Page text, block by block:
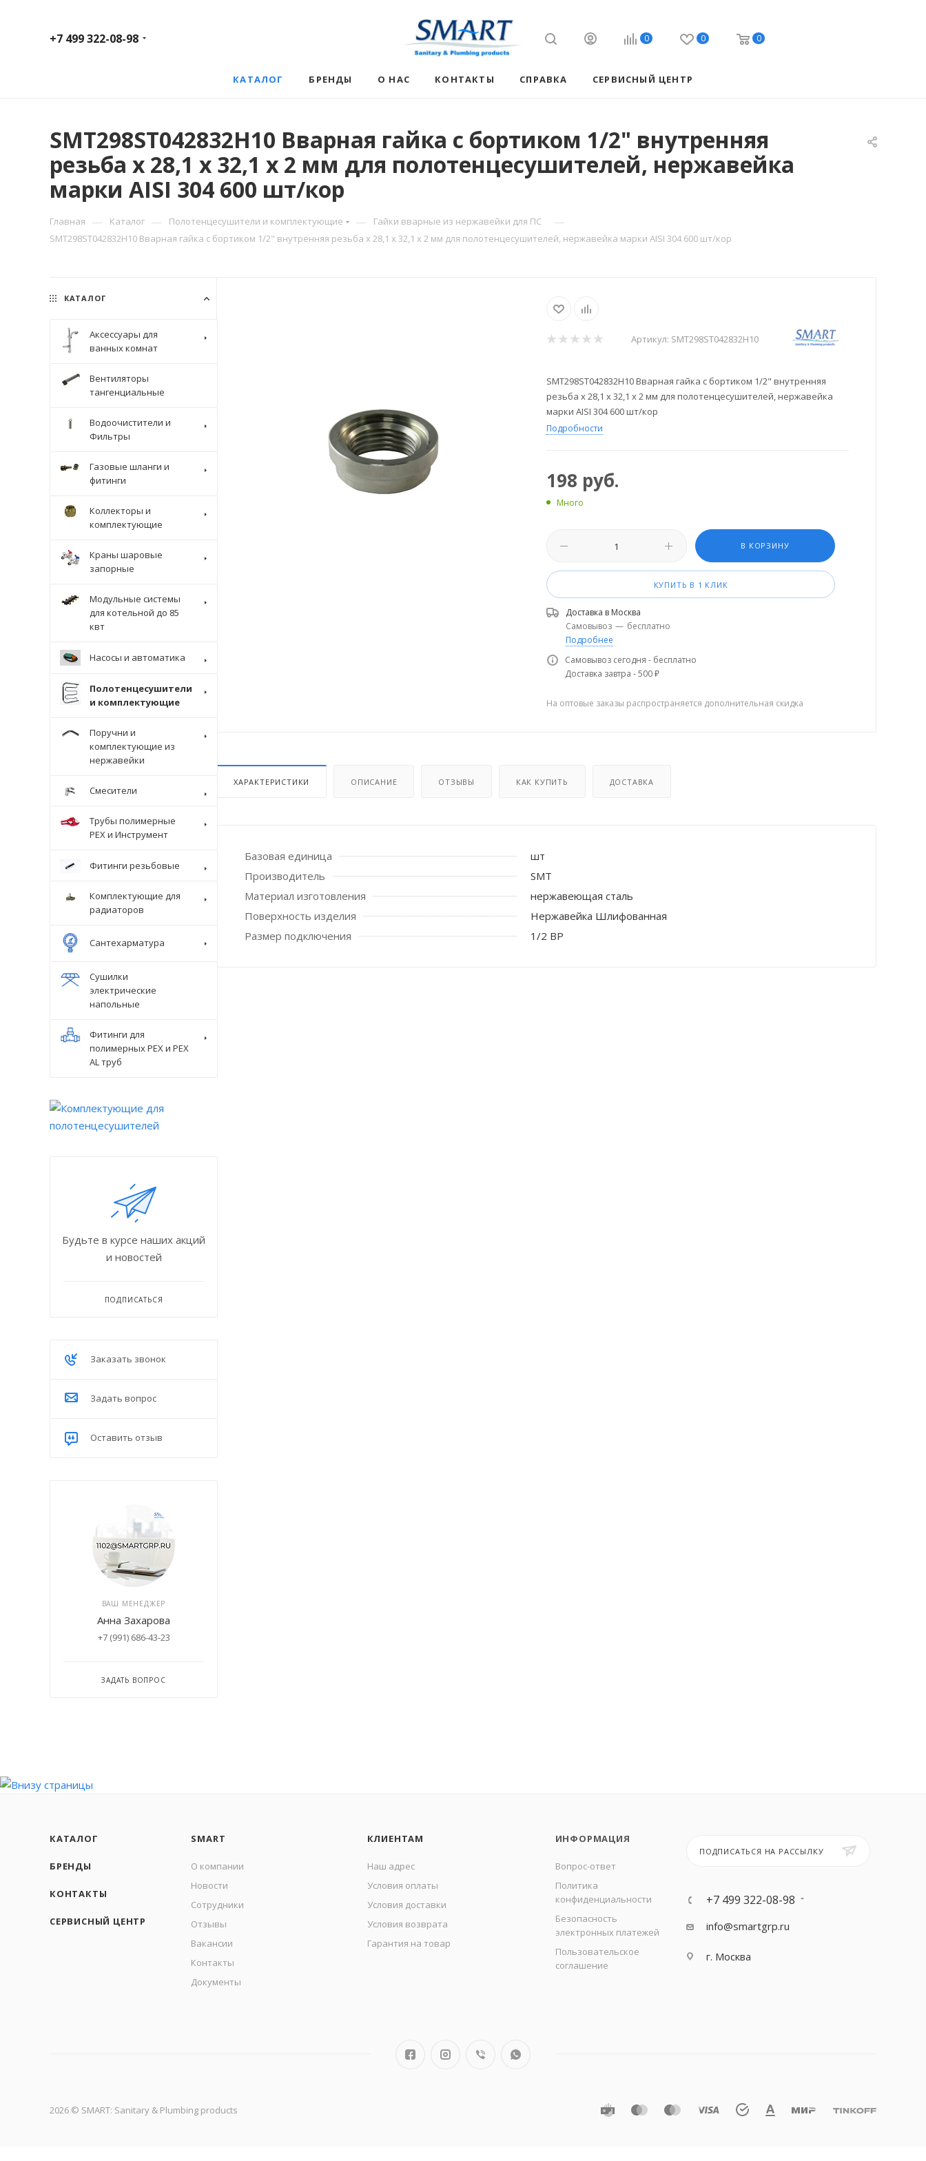
+7 499 322-08-98 0 0 0
КАТАЛОГ БРЕНДЫ О НАС КОНТАКТЫ СПРАВКА СЕРВИСНЫЙ ЦЕНТР
SMT298ST042832H10 Вварная гайка с бортиком 1/2" внутренняя
резьба х 28,1 х 32,1 х 2 мм для полотенцесушителей, нержавейка
марки AISI 304 600 шт/кор
Главная — Каталог — Полотенцесушители и комплектующие — Гайки вварные из нержавейки для ПС —
SMT298ST042832H10 Вварная гайка с бортиком 1/2" внутренняя резьба х 28,1 х 32,1 х 2 мм для полотенцесушителей, нержавейка марки AISI 304 600 шт/кор
Артикул: SMT298ST042832H10
SMT298ST042832H10 Вварная гайка с бортиком 1/2" внутренняя
резьба х 28,1 х 32,1 х 2 мм для полотенцесушителей, нержавейка
марки AISI 304 600 шт/кор
Подробности
198 руб.
Много
В КОРЗИНУ
КУПИТЬ В 1 КЛИК
Доставка в Москва
Самовывоз — бесплатно
Подробнее
Самовывоз сегодня - бесплатно
Доставка завтра - 500 ₽
На оптовые заказы распространяется дополнительная скидка
ХАРАКТЕРИСТИКИ ОПИСАНИЕ ОТЗЫВЫ КАК КУПИТЬ ДОСТАВКА
Базовая единица
шт
Производитель
SMT
Материал изготовления
нержавеющая сталь
Поверхность изделия
Нержавейка Шлифованная
Размер подключения
1/2 ВР
КАТАЛОГ
Аксессуары для
ванных комнат
Вентиляторы
тангенциальные
Водоочистители и
Фильтры
Газовые шланги и
фитинги
Коллекторы и
комплектующие
Краны шаровые
запорные
Модульные системы
для котельной до 85
квт
Насосы и автоматика
Полотенцесушители
и комплектующие
Поручни и
комплектующие из
нержавейки
Смесители
Трубы полимерные
PEX и Инструмент
Фитинги резьбовые
Комплектующие для
радиаторов
Сантехарматура
Сушилки
электрические
напольные
Фитинги для
полимерных PEX и PEX
AL труб
Будьте в курсе наших акций
и новостей
ПОДПИСАТЬСЯ
Заказать звонок
Задать вопрос
Оставить отзыв
ВАШ МЕНЕДЖЕР
Анна Захарова
+7 (991) 686-43-23
ЗАДАТЬ ВОПРОС
КАТАЛОГ
БРЕНДЫ
КОНТАКТЫ
СЕРВИСНЫЙ ЦЕНТР
SMART
О компании
Новости
Сотрудники
Отзывы
Вакансии
Контакты
Документы
КЛИЕНТАМ
Наш адрес
Условия оплаты
Условия доставки
Условия возврата
Гарантия на товар
ИНФОРМАЦИЯ
Вопрос-ответ
Политика
конфиденциальности
Безопасность
электронных платежей
Пользовательское
соглашение
ПОДПИСАТЬСЯ НА РАССЫЛКУ
+7 499 322-08-98
info@smartgrp.ru
г. Москва
2026 © SMART: Sanitary & Plumbing products